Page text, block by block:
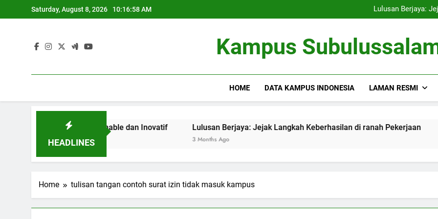
to
Saturday, August 8, 2026 10:16:58 AM
Lulusan Berjaya:
Tugas Biro Karier
Lulusan Berjaya:
Tugas Biro Karier
Kampus
HOME DATA KAMPUS INDONESIA LAMAN RESMI
HEADLINES
Pendidikan Sustainable dan Inovatif Lulusan Berjaya: Jejak Langkah Keberhasilan di ranah Pekerjaan
3 Months Ago
Tugas
3
Home tulisan tangan contoh surat izin tidak masuk kampus